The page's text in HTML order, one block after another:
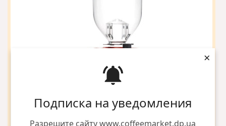
Подписка на уведомления
Разрешите сайту www.coffeemarket.dp.ua
×